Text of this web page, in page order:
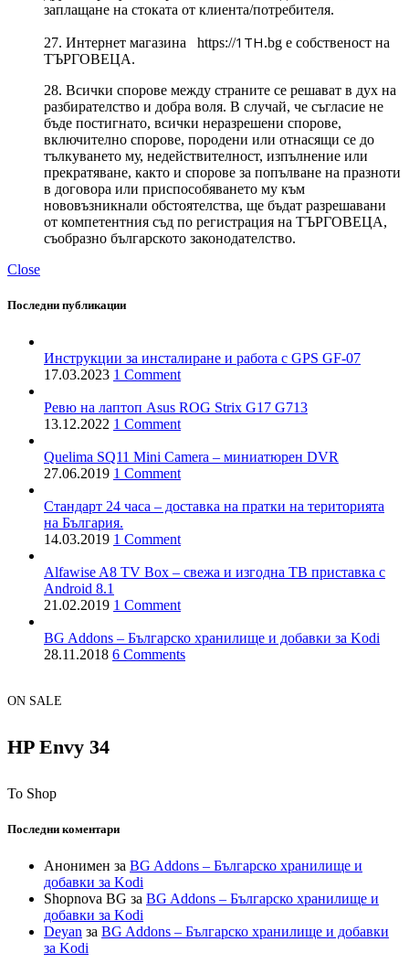
заплащане на стоката от клиента/потребителя.
27. Интернет магазина https://1TH.bg е собственост на
ТЪРГОВЕЦА.
28. Всички спорове между страните се решават в дух на
разбирателство и добра воля. В случай, че съгласие не
бъде постигнато, всички неразрешени спорове,
включително спорове, породени или отнасящи се до
тълкуването му, недействителност, изпълнение или
прекратяване, както и спорове за попълване на празноти
в договора или приспособяването му към
нововъзникнали обстоятелства, ще бъдат разрешавани
от компетентния съд по регистрация на ТЪРГОВЕЦА,
съобразно българското законодателство.
Close
Последни публикации
Инструкции за инсталиране и работа с GPS GF-07
17.03.2023 1 Comment
Ревю на лаптоп Asus ROG Strix G17 G713
13.12.2022 1 Comment
Quelima SQ11 Mini Camera – миниатюрен DVR
27.06.2019 1 Comment
Стандарт 24 часа – доставка на пратки на територията
на България.
14.03.2019 1 Comment
Alfawise A8 TV Box – свежа и изгодна ТВ приставка с
Android 8.1
21.02.2019 1 Comment
BG Addons – Българско хранилище и добавки за Kodi
28.11.2018 6 Comments
ON SALE
HP Envy 34
To Shop
Последни коментари
Анонимен за BG Addons – Българско хранилище и
добавки за Kodi
Shopnova BG за BG Addons – Българско хранилище и
добавки за Kodi
Deyan за BG Addons – Българско хранилище и добавки
за Kodi